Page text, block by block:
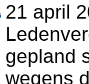
21 april
gepland
wegens